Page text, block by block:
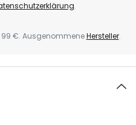
.
€. AusgenommeneHersteller.